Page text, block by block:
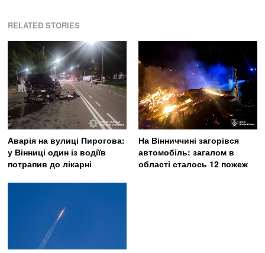
RELATED STORIES
Аварія на вулиці Пирогова:
у Вінниці один із водіїв
потрапив до лікарні
На Вінниччині загорівся
автомобіль: загалом в
області сталось 12 пожеж